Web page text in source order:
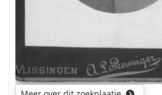
maar
naam
wordt